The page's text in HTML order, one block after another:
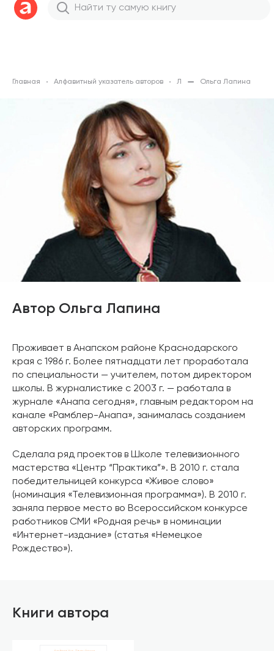
Главная Алфавитный указатель авторов Л Ольга Лапина
Автор Ольга Лапина
Проживает в Анапском районе Краснодарского
края с 1986 г. Более пятнадцати лет проработала
по специальности — учителем, потом директором
школы. В журналистике с 2003 г. — работала в
журнале «Анапа сегодня», главным редактором на
канале «Рамблер-Анапа», занималась созданием
авторских программ.
Сделала ряд проектов в Школе телевизионного
мастерства «Центр “Практика”». В 2010 г. стала
победительницей конкурса «Живое слово»
(номинация «Телевизионная программа»). В 2010 г.
заняла первое место во Всероссийском конкурсе
работников СМИ «Родная речь» в номинации
«Интернет-издание» (статья «Немецкое
Рождество»).
Книги автора